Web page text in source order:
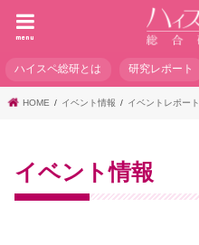
menu
ハイスペ総研とは 研究レポート
HOME イベント情報 イベントレポート
イベント情報